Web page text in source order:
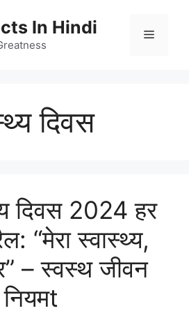
In Hindi Menu
दिवस
दिवस 2024 हर
“मेरा स्वास्थ्य,
– स्वस्थ जीवन